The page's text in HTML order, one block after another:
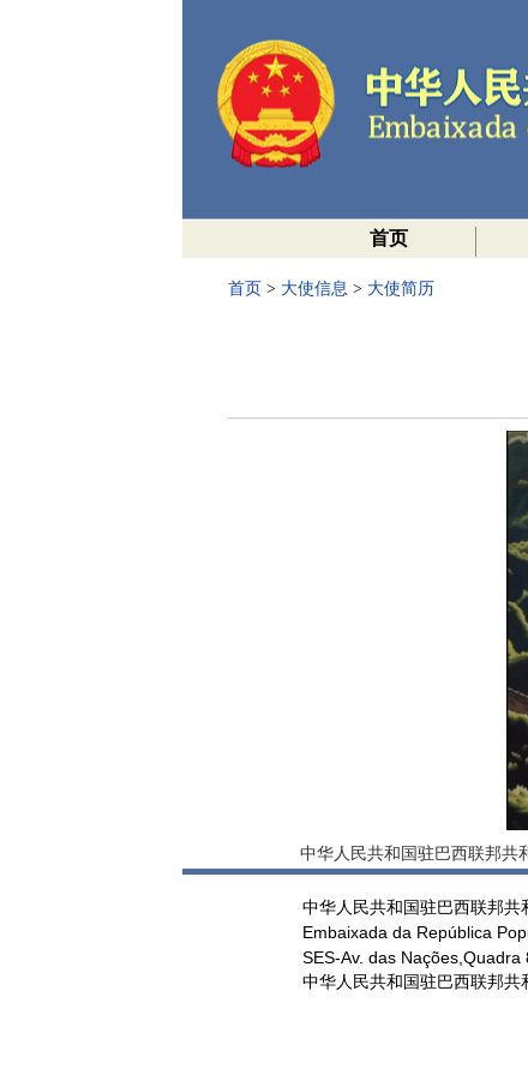
首页
首页 > 大使信息 > 大使简历
中华人民共和国驻巴西联邦共
中华人民共和国驻巴西联邦共
Embaixada da República
SES-Av. das
中华人民共和国驻巴西联邦共